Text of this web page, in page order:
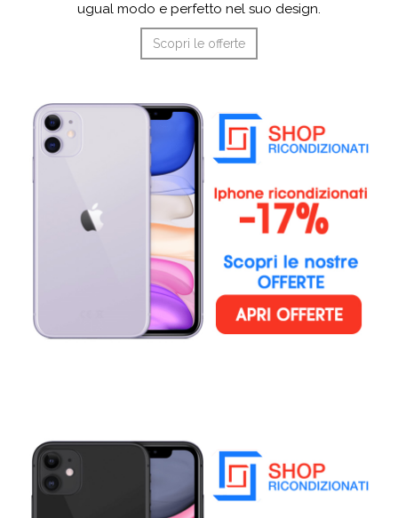
ugual modo e perfetto nel suo design.
Scopri le offerte